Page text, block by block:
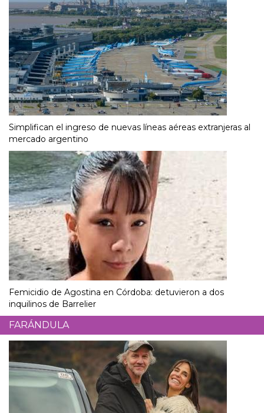
Simplifican el ingreso de nuevas líneas aéreas extranjeras al
mercado argentino
Femicidio de Agostina en Córdoba: detuvieron a dos
inquilinos de Barrelier
FARÁNDULA